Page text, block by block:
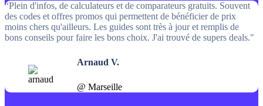
“Plein d'infos, de calculateurs et de comparateurs gratuits. Souvent
des codes et offres promos qui permettent de bénéficier de prix
moins chers qu'ailleurs. Les guides sont très à jour et remplis de
bons conseils pour faire les bons choix. J'ai trouvé de supers deals."
Arnaud V.
@ Marseille